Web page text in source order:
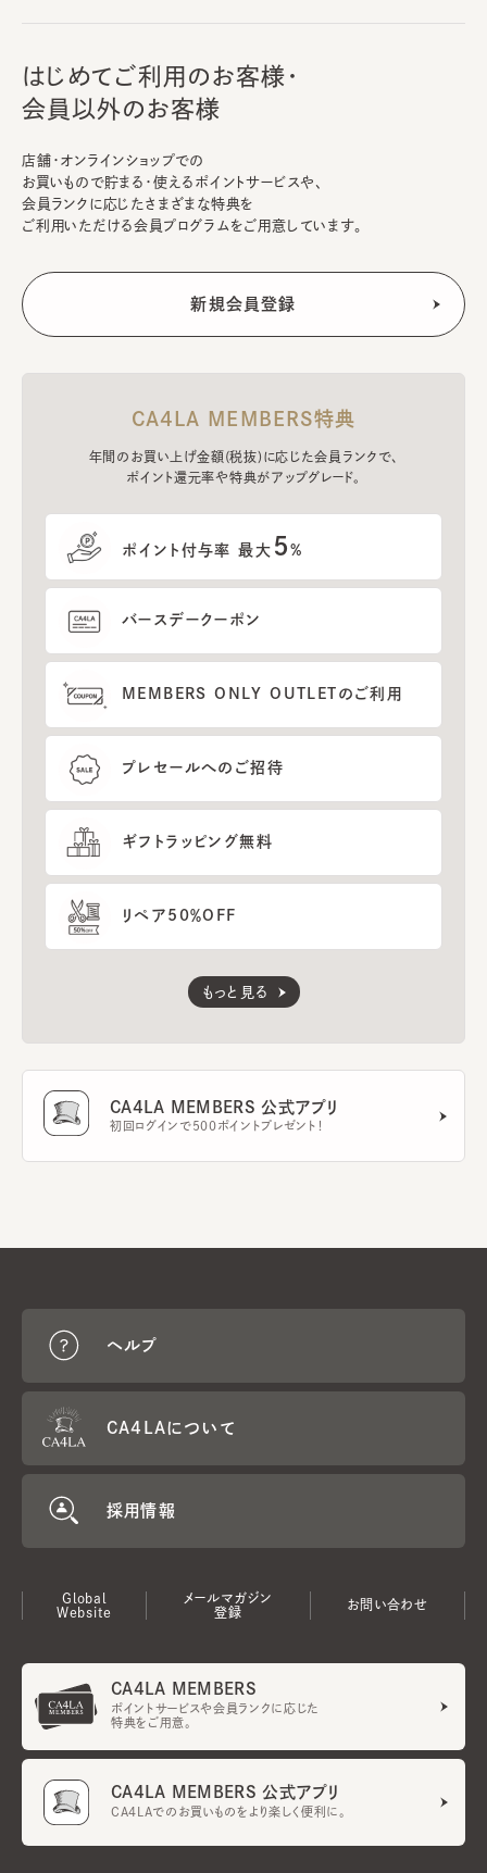
はじめてご利用のお客様・
会員以外のお客様
店舗・オンラインショップでの
お買いもので貯まる・使えるポイントサービスや、
会員ランクに応じたさまざまな特典を
ご利用いただける会員プログラムをご用意しています。
CA4LA MEMBERS特典
年間のお買い上げ金額(税抜)に応じた会員ランクで、
ポイント還元率や特典がアップグレード。
ポイント付与率 最大 5%
バースデークーポン
MEMBERS ONLY OUTLETのご利用
プレセールへのご招待
ギフトラッピング無料
リペア50％OFF
もっと見る
CA4LA MEMBERS 公式アプリ
初回ログインで500ポイントプレゼント！
ヘルプ
CA4LAについて
採用情報
Global
Website
メールマガジン
登録
お問い合わせ
CA4LA MEMBERS
ポイントサービスや会員ランクに応じた
特典をご用意。
CA4LA MEMBERS 公式アプリ
CA4LAでのお買いものをより楽しく便利に。